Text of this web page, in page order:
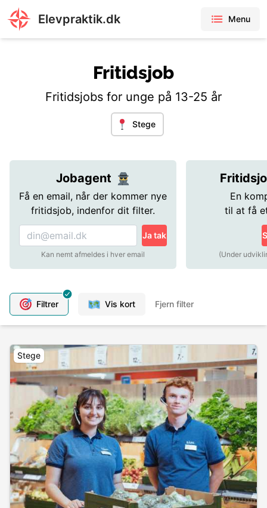
Elevpraktik.dk Menu
Fritidsjob
Fritidsjobs for unge på 13-25 år
Stege
Jobagent
Få en email, når der kommer nye
fritidsjob, indenfor dit filter.
Ja tak
Kan nemt afmeldes i hver email
En
til at få
(Under
Filtrer Vis kort Fjern filter
Stege